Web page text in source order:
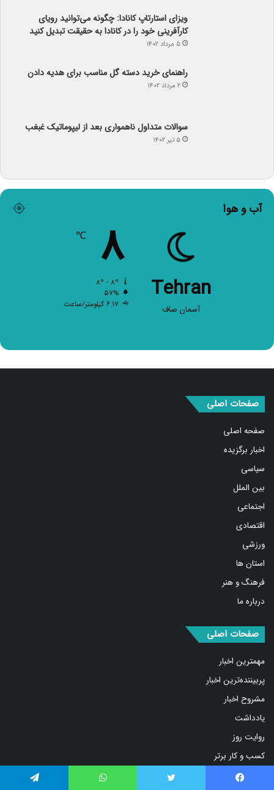
۵ تیر ۱۴۰۲
آب و هوا
Tehran
آسمان صاف
۸
۸º - ۸º
۶.۱۷ کیلومتر/ساعت
صفحه اصلی
اخبار برگزیده
سیاسی
بین الملل
اجتماعی
اقتصادی
ورزشی
استان ها
فرهنگ و هنر
درباره ما
مهمترین اخبار
پربیننده‌ترین اخبار
مشروح اخبار
یادداشت
روایت روز
کسب و کار برتر
فیلم